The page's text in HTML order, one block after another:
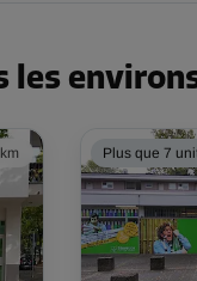
les
Plus que 7